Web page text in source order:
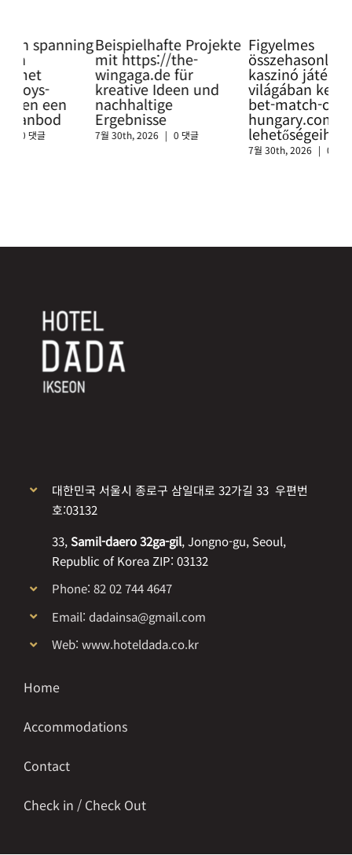
Beispielhafte Projekte
mit https://the-
wingaga.de für
kreative Ideen und
nachhaltige
Ergebnisse
7월 30th, 2026 | 0 댓글
Figyelmes
összehasonlítás a
kaszinó játékok
világában keresztül a
bet-match-casino-
hungary.com
lehetőségeihez
| 0 댓글
대한민국 서울시 종로구 삼일대로 32가길 33 우편번
호:03132
33,Samil-daero 32ga-gil, Jongno-gu, Seoul,
Republic of Korea ZIP: 03132
Phone: 82 02 744 4647
Email: dadainsa@gmail.com
Web: www.hoteldada.co.kr
Home
Accommodations
Contact
Check in / Check Out